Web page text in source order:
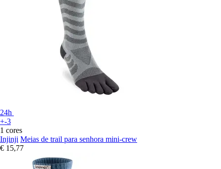
24h
+-3
1 cores
Injinji Meias de trail para senhora mini-crew
€ 15,77